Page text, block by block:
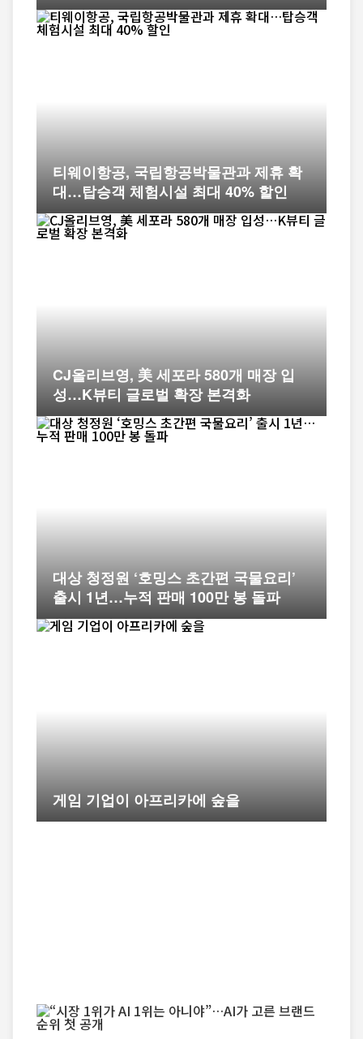
티웨이항공, 국립항공박물관과 제휴 확
대…탑승객 체험시설 최대 40% 할인
CJ올리브영, 美 세포라 580개 매장 입
성…K뷰티 글로벌 확장 본격화
대상 청정원 ‘호밍스 초간편 국물요리’
출시 1년…누적 판매 100만 봉 돌파
게임 기업이 아프리카에 숲을